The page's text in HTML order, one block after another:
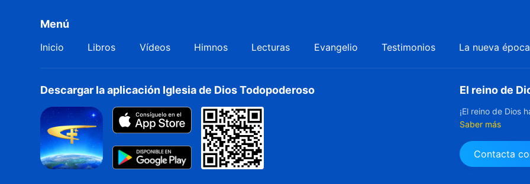
Menú
Inicio Libros Vídeos Himnos Lecturas Evangelio Testimonios La nueva época
Descargar la aplicación Iglesia de Dios Todopoderoso El reino de
¡El reino de Dios
Saber más
Contacta